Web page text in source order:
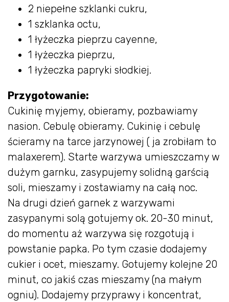
2 niepełne szklanki cukru,
1 szklanka octu,
1 łyżeczka pieprzu cayenne,
1 łyżeczka pieprzu,
1 łyżeczka papryki słodkiej.
Przygotowanie:
Cukinię myjemy, obieramy, pozbawiamy
nasion. Cebulę obieramy. Cukinię i cebulę
ścieramy na tarce jarzynowej ( ja zrobiłam to
malaxerem). Starte warzywa umieszczamy w
dużym garnku, zasypujemy solidną garścią
soli, mieszamy i zostawiamy na całą noc.
Na drugi dzień garnek z warzywami
zasypanymi solą gotujemy ok. 20-30 minut,
do momentu aż warzywa się rozgotują i
powstanie papka. Po tym czasie dodajemy
cukier i ocet, mieszamy. Gotujemy kolejne 20
minut, co jakiś czas mieszamy (na małym
ogniu). Dodajemy przyprawy i koncentrat,